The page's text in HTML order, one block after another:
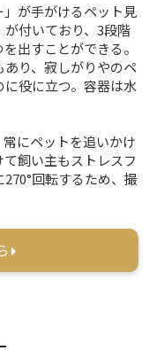
が手がけるペット見
付いており、3段階
出すことができる。
り、寂しがりやのペ
役に立つ。容器は水
にペットを追いかけ
飼い主もストレスフ
回転するため、撮